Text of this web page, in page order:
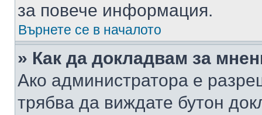
за повече информация.
Върнете се в началото
» Как да докладвам за
Ако администратора е
трябва да виждате бутон